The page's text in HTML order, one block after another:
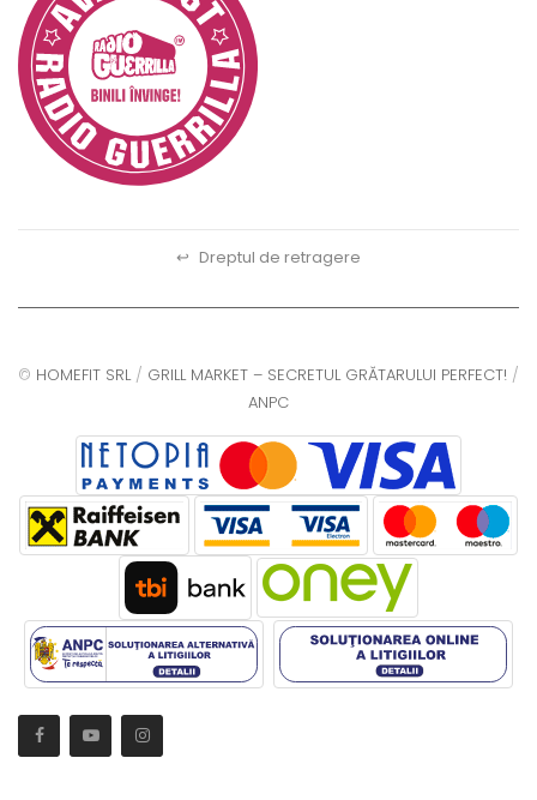
↩ Dreptul de retragere
© HOMEFIT SRL/ GRILL MARKET – SECRETUL GRĂTARULUI PERFECT! /
ANPC